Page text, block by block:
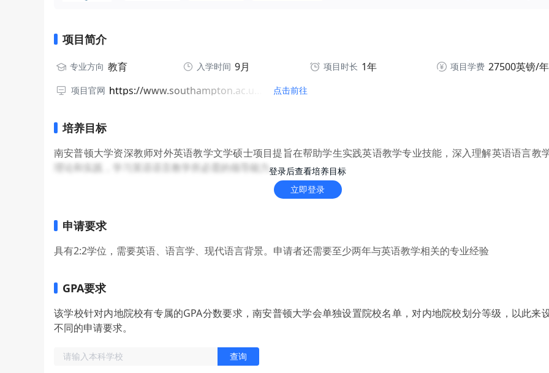
项目简介
专业方向 教育 入学时间 9月 项目时长 1年 项目学费 27500英镑/年
项目官网 点击前往
登录后查看培养目标
立即登录
培养目标
南安普顿大学资深教师对外英语教学文学硕士项目提旨在帮助学生实践英语教学专业技能，深入理解英语语言教
理论和实践，学习英语语言教学所必需的领导能力。
申请要求
具有2:2学位，需要英语、语言学、现代语言背景。申请者还需要至少两年与英语教学相关的专业经验
GPA要求
该学校针对内地院校有专属的GPA分数要求，南安普顿大学会单独设置院校名单，对内地院校划分等级，以此来
不同的申请要求。
查询